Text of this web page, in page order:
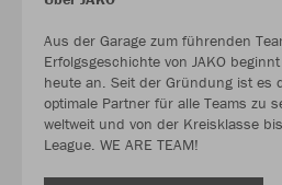
Aus der Garage zum führenden
Erfolgsgeschichte von JAKO
heute an. Seit der Gründung ist es
optimale Partner für alle Teams zu
weltweit und von der Kreisklasse
League. WE ARE TEAM!